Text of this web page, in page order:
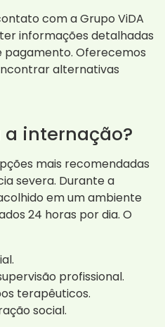
com a Grupo ViDA
informações detalhadas
Oferecemos
alternativas
internação?
mais recomendadas
severa. Durante a
em um ambiente
24 horas por dia. O
profissional.
terapêuticos.
social.